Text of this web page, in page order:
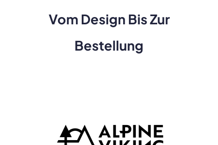
Vom Design Bis Zur
Bestellung